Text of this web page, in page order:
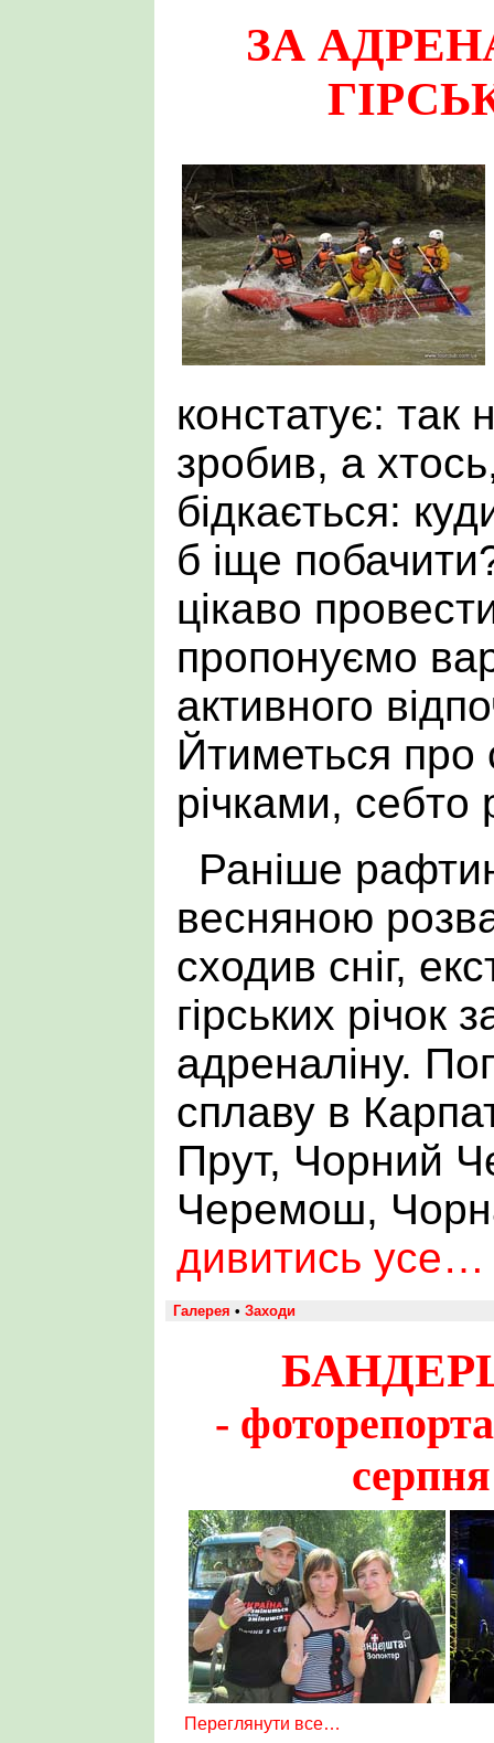
ЗА
констатує: так
зробив, а
бідкається:
б іще
цікаво
пропонуємо
активного
Йтиметься про
річками, себто
Раніше
весняною
сходив сніг,
гірських
адреналіну.
сплаву в
Прут, Чорний
Черемош,
дивитись усе…
Галерея • Заходи
-
Переглянути все…